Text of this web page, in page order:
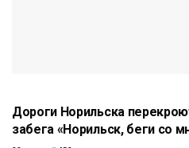
Дороги Норильска
забега «Норильск, беги со